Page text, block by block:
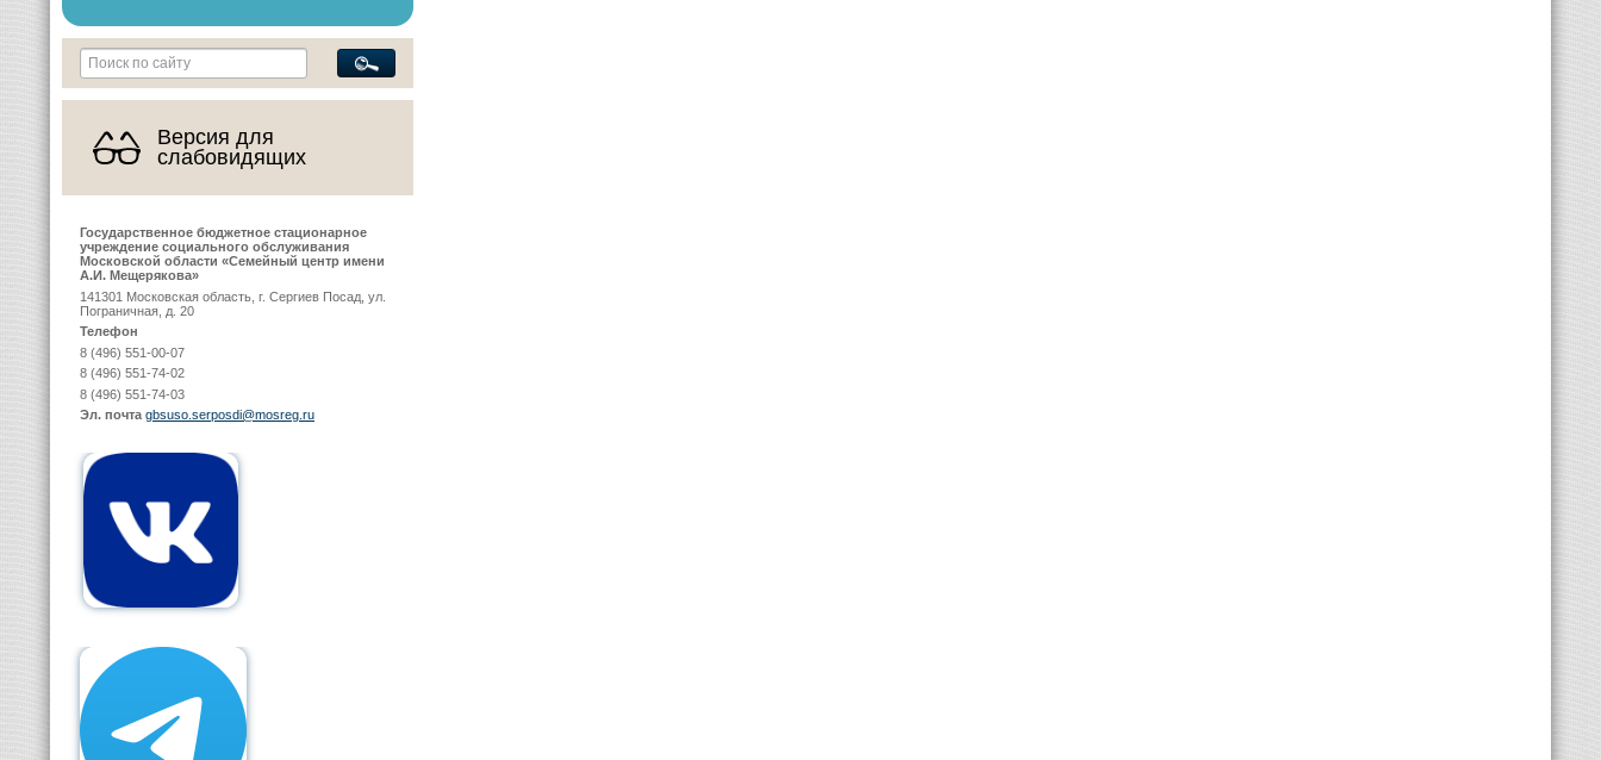
Версия для
слабовидящих
Государственное бюджетное стационарное
учреждение социального обслуживания
Московской области «Семейный центр имени
А.И. Мещерякова»
141301 Московская область, г. Сергиев Посад, ул.
Пограничная, д. 20
Телефон
8 (496) 551-00-07
8 (496) 551-74-02
8 (496) 551-74-03
Эл. почта gbsuso.serposdi@mosreg.ru